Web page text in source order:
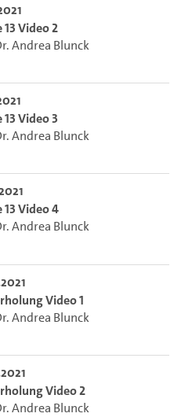
13 Video 2
Andrea Blunck
13 Video 3
Andrea Blunck
13 Video 4
Andrea Blunck
Video 1
Andrea Blunck
Video 2
Andrea Blunck